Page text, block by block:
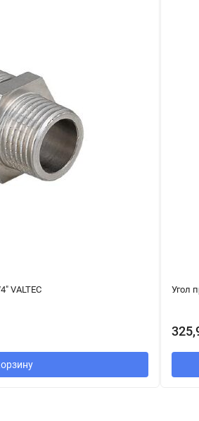
VALTEC Угол